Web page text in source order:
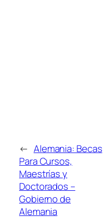
← Alemania: Becas
Para Cursos,
Maestrías y
Doctorados –
Gobierno de
Alemania